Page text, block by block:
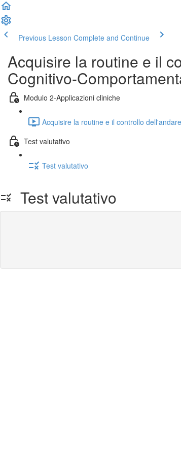
Previous Lesson Complete and Continue
Acquisire la routine e il
Cognitivo-
Modulo 2-Applicazioni cliniche
Acquisire la routine e il controllo
Test valutativo
Test valutativo
Test valutativo